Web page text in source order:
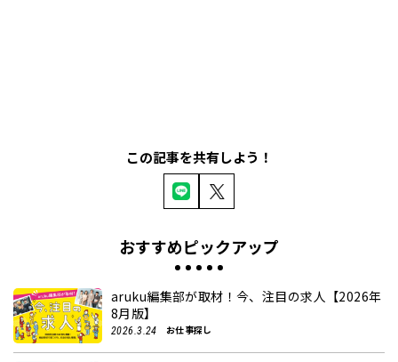
この記事を共有しよう！
おすすめピックアップ
aruku編集部が取材！今、注目の求人【2026年
8月版】
2026.3.24 お仕事探し